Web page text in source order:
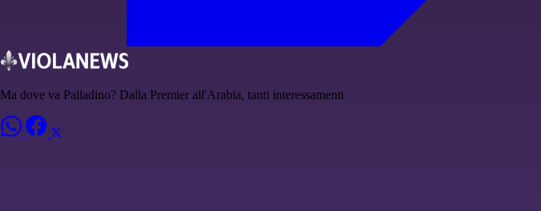
Ma dove va Palladino? Dalla Premier all'Arabia, tanti interessamenti